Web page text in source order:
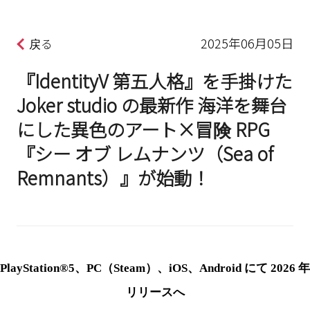
2025年06月05日
戻る
『IdentityV 第五人格』を手掛けた
Joker studio の最新作 海洋を舞台
にした異色のアート×冒険 RPG
『シー オブ レムナンツ（Sea of
Remnants）』が始動！
PlayStation®5、PC（Steam）、iOS、Android にて 2026 年
リリースへ